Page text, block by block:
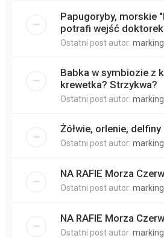
Papugoryby, morskie
potrafi wejść
Ostatni post autor: marking
Babka w symbiozie z
krewetka? Strzykwa?
Ostatni post autor: marking
Żółwie, orlenie, delfiny
Ostatni post autor: marking
NA RAFIE Morza
Ostatni post autor: marking
NA RAFIE Morza
Ostatni post autor: marking